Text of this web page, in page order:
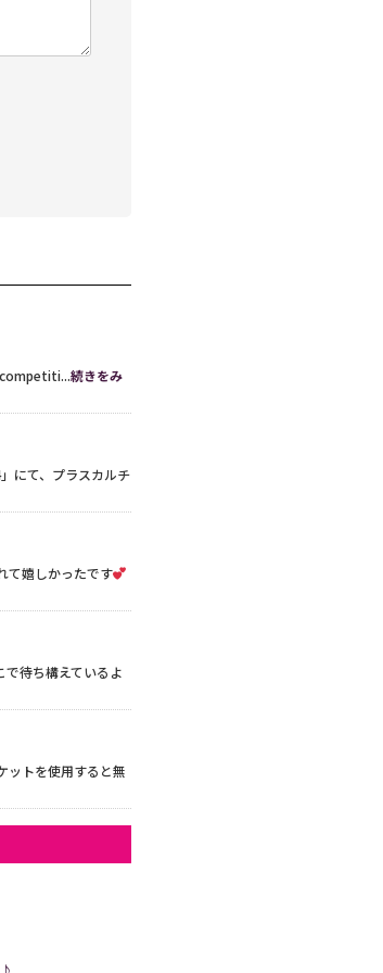
続きをみ
にて、プラスカルチ
て嬉しかったです
待ち構えているよ
ットを使用すると無